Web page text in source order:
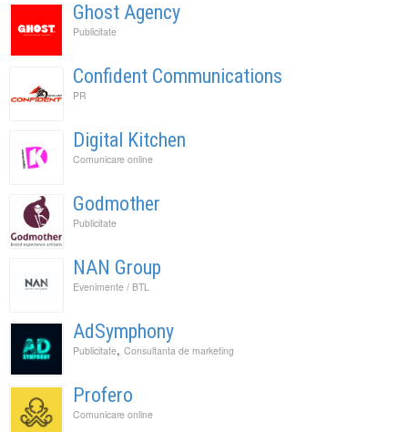
Ghost Agency
Publicitate
Confident Communications
PR
Digital Kitchen
Comunicare online
Godmother
Publicitate
NAN Group
Evenimente / BTL
AdSymphony
Publicitate, Consultanta de marketing
Profero
Comunicare online